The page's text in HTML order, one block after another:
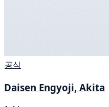
공식
Daisen Engyoji, Akita